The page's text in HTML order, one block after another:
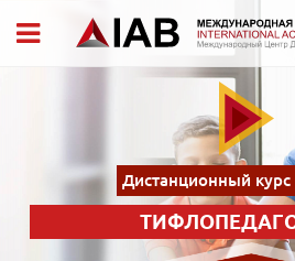
Дистанционный курс